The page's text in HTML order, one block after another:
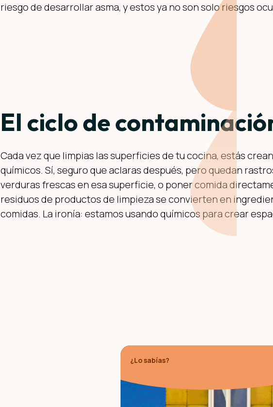
riesgo de desarrollar asma, y estos ya no son solo riesgos
El ciclo de
Cada vez que limpias las superficies de tu cocina, estás
químicos. Sí, seguro que aclaras después, pero quedan
verduras frescas en esa superficie, o poner comida
residuos de productos de limpieza se convierten en
comidas. La ironía: estamos usando químicos para crear
¿Lo sabías?